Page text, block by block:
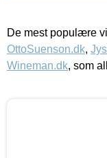
De mest populære
OttoSuenson.dk,
Wineman.dk, som